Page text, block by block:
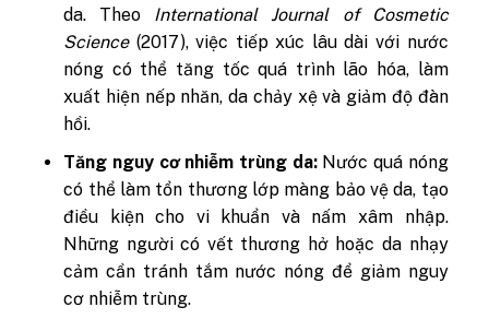
da. Theo International Journal of Cosmetic
Science(2017), việc tiếp xúc lâu dài với nước
nóng có thể tăng tốc quá trình lão hóa, làm
xuất hiện nếp nhăn, da chảy xệ và giảm độ đàn
hồi.
Tăng nguy cơ nhiễm trùng da: Nước quá nóng
có thể làm tổn thương lớp màng bảo vệ da, tạo
điều kiện cho vi khuẩn và nấm xâm nhập.
Những người có vết thương hở hoặc da nhạy
cảm cần tránh tắm nước nóng để giảm nguy
cơ nhiễm trùng.